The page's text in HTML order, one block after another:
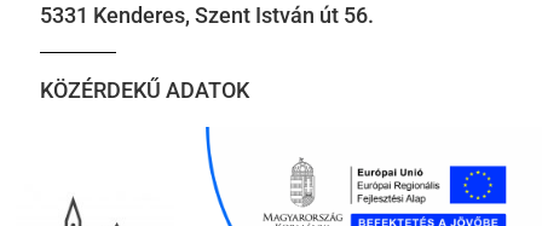
5331 Kenderes, Szent István út 56.
KÖZÉRDEKŰ ADATOK